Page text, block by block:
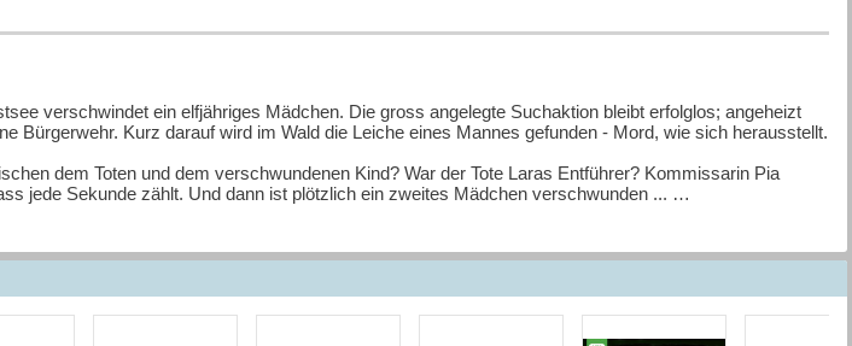
verschwindet ein elfjähriges Mädchen. Die gross angelegte Suchaktion bleibt erfolglos; angeheizt
Bürgerwehr. Kurz darauf wird im Wald die Leiche eines Mannes gefunden - Mord, wie sich herausstellt.
dem Toten und dem verschwundenen Kind? War der Tote Laras Entführer? Kommissarin Pia
jede Sekunde zählt. Und dann ist plötzlich ein zweites Mädchen verschwunden ...
ChatGPT]